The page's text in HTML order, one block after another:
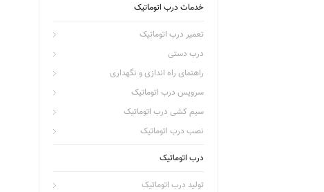
خدمات درب اتوماتیک
تعمیر درب اتوماتیک
درب دستی
راهنمای راه اندازی و نگهداری
سرویس درب اتوماتیک
سیم کشی درب اتوماتیک
نصب درب اتوماتیک
درب اتوماتیک
تولید درب اتوماتیک